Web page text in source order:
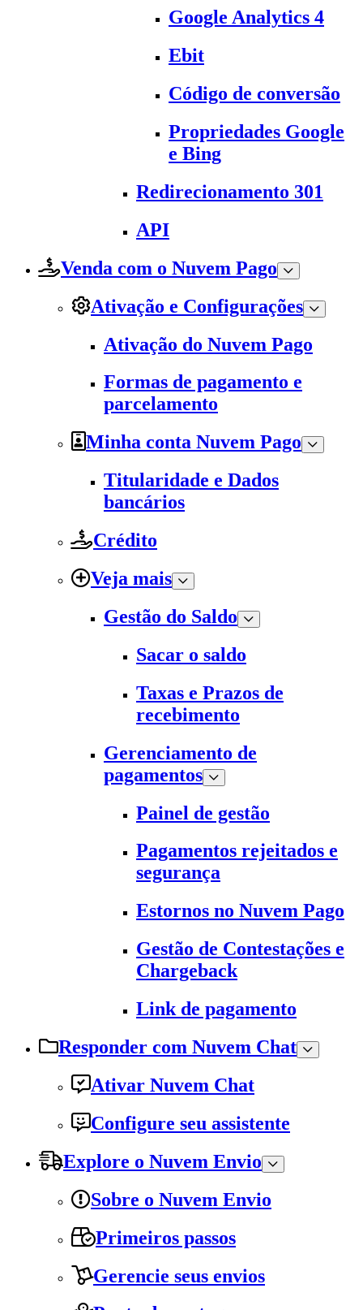
Google Analytics 4
Ebit
Código de conversão
Propriedades Google
e Bing
Redirecionamento 301
API
Venda com o Nuvem Pago
Ativação e Configurações
Ativação do Nuvem Pago
Formas de pagamento e
parcelamento
Minha conta Nuvem Pago
Titularidade e Dados
bancários
Crédito
Veja mais
Gestão do Saldo
Sacar o saldo
Taxas e Prazos de
recebimento
Gerenciamento de
pagamentos
Painel de gestão
Pagamentos rejeitados e
segurança
Estornos no Nuvem Pago
Gestão de Contestações e
Chargeback
Link de pagamento
Responder com Nuvem Chat
Ativar Nuvem Chat
Configure seu assistente
Explore o Nuvem Envio
Sobre o Nuvem Envio
Primeiros passos
Gerencie seus envios